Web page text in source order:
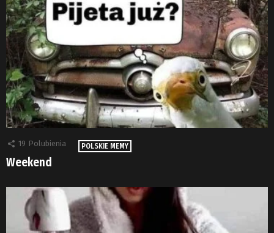
19 Polubienia POLSKIE MEMY
Weekend